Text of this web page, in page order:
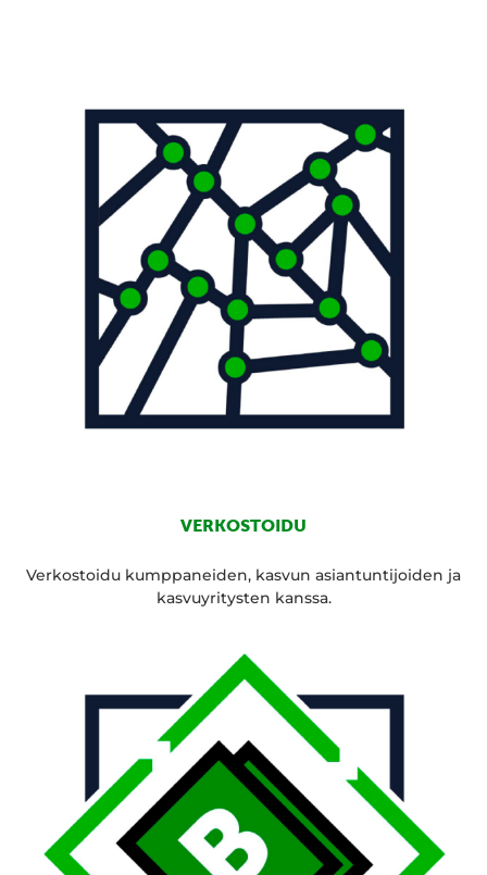
VERKOSTOIDU
Verkostoidu kumppaneiden, kasvun asiantuntijoiden ja
kasvuyritysten kanssa.